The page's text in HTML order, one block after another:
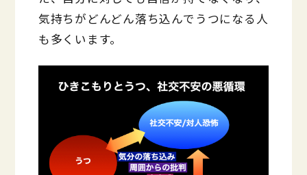
気持ちがどんどん落ち込んでうつになる人
も多くいます。